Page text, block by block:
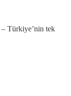
Türkiye’nin tek